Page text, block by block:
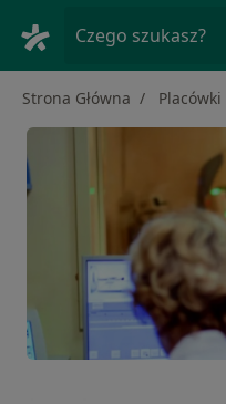
Czego szukasz?
Strona Główna Placówki